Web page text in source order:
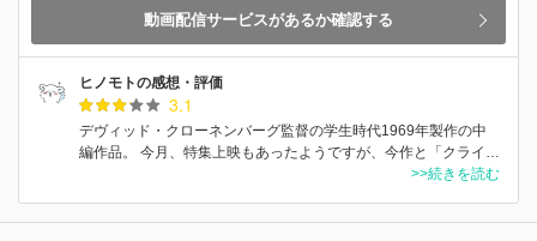
動画配信サービスがあるか確認する
ヒノモトの感想・評価
3.1
デヴィッド・クローネンバーグ監督の学生時代1969年製作の中
編作品。 今月、特集上映もあったようですが、今作と「クライ…
>>続きを読む